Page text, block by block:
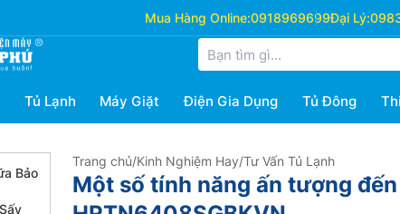
Mua Hàng Online:0918969699Đại Lý:
Tủ Lạnh Máy Giặt Điện Gia Dụng Tủ Đông
Bảo
Trang chủ/Kinh Nghiệm Hay/Tư Vấn Tủ Lạnh
Một số tính năng ấn tượng